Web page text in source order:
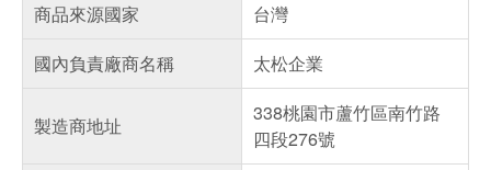
商品來源國家
台灣
國內負責廠商名稱
太松企業
製造商地址
338桃園市蘆竹區南竹路
四段276號